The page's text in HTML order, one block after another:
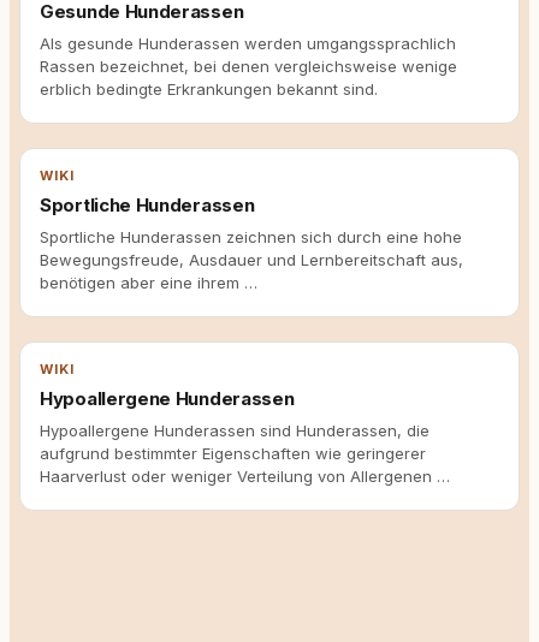
Gesunde Hunderassen
Als gesunde Hunderassen werden umgangssprachlich
Rassen bezeichnet, bei denen vergleichsweise wenige
erblich bedingte Erkrankungen bekannt sind.
WIKI
Sportliche Hunderassen
Sportliche Hunderassen zeichnen sich durch eine hohe
Bewegungsfreude, Ausdauer und Lernbereitschaft aus,
benötigen aber eine ihrem …
WIKI
Hypoallergene Hunderassen
Hypoallergene Hunderassen sind Hunderassen, die
aufgrund bestimmter Eigenschaften wie geringerer
Haarverlust oder weniger Verteilung von Allergenen …